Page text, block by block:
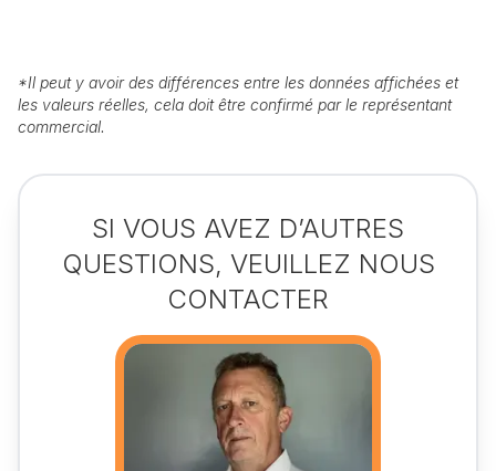
*Il peut y avoir des différences entre les données affichées et
les valeurs réelles, cela doit être confirmé par le représentant
commercial.
SI VOUS AVEZ D’AUTRES
QUESTIONS, VEUILLEZ NOUS
CONTACTER